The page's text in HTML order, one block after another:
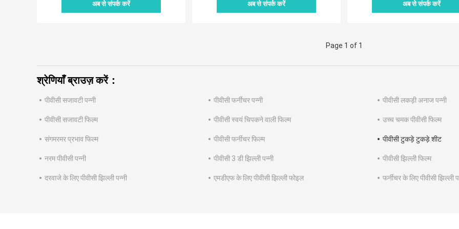
अब से संपर्क करें अब से संपर्क करें अब से संपर्क करें
Page 1 of 1
श्रेणियाँ ब्राउज़ करें：
पीवीसी सजावटी पन्नी पीवीसी फर्नीचर पन्नी पीवीसी लकड़ी अनाज पन्नी
पीवीसी सजावटी फिल्म पीवीसी स्वयं चिपकने वाली फिल्म उच्च चमक पीवीसी फिल्म
संगमरमर प्रभाव फिल्म पीवीसी फर्नीचर फिल्म पीवीसी टुकड़े टुकड़े शीट
नरम पीवीसी पन्नी पीवीसी 3 डी झिल्ली पन्नी पीवीसी झिल्ली फिल्म
दरवाजे के लिए पीवीसी झिल्ली पन्नी एमडीएफ के लिए पीवीसी झिल्ली फोइल फर्नीचर के लिए पीवीसी झिल्ली